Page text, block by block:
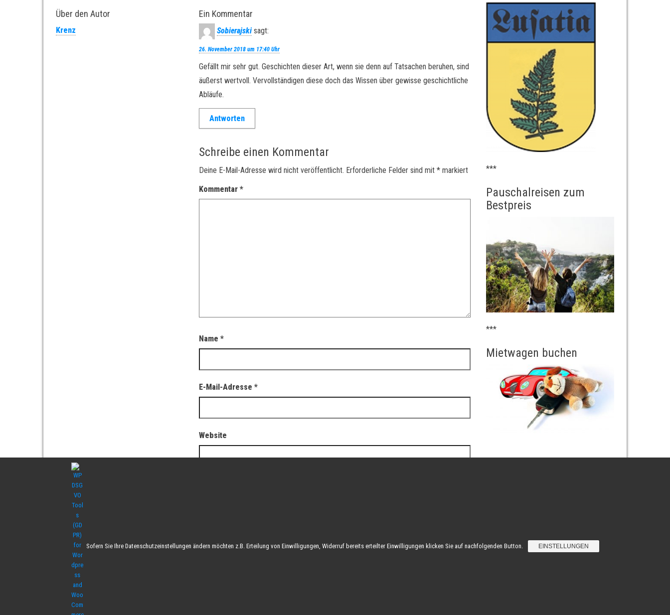
Über den Autor
Krenz
Ein Kommentar
Sobierajski sagt:
26. November 2018 um 17:40 Uhr
Gefällt mir sehr gut. Geschichten dieser Art, wenn sie denn auf Tatsachen beruhen, sind
äußerst wertvoll. Vervollständigen diese doch das Wissen über gewisse geschichtliche
Abläufe.
Antworten
Schreibe einen Kommentar
Deine E-Mail-Adresse wird nicht veröffentlicht. Erforderliche Felder sind mit* markiert
Kommentar*
Name*
E-Mail-Adresse*
Website
***
Pauschalreisen zum
Bestpreis
***
Mietwagen buchen
Impressum
Datenschutzvereinbarungen
Sofern Sie Ihre Datenschutzeinstellungen ändern möchten z.B. Erteilung von Einwilligungen, Widerruf bereits erteilter Einwilligungen klicken Sie auf nachfolgenden Button. EINSTELLUNGEN